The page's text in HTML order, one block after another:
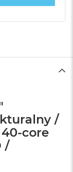
/
40-core
/